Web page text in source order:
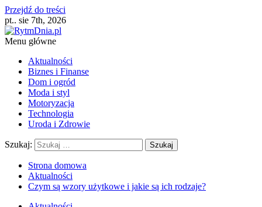
Przejdź do treści
pt.. sie 7th, 2026
Menu główne
Aktualności
Biznes i Finanse
Dom i ogród
Moda i styl
Motoryzacja
Technologia
Uroda i Zdrowie
Szukaj:
Strona domowa
Aktualności
Czym są wzory użytkowe i jakie są ich rodzaje?